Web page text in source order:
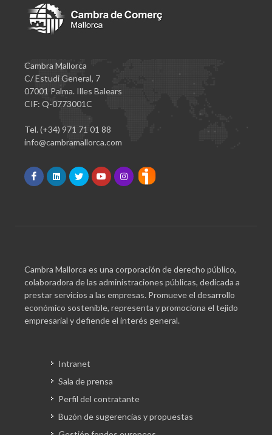
Cambra Mallorca
C/ Estudi General, 7
07001 Palma. Illes Balears
CIF: Q-0773001C
Tel. (+34) 971 71 01 88
info@cambramallorca.com
Cambra Mallorca es una corporación de derecho público,
colaboradora de las administraciones públicas, dedicada a
prestar servicios a las empresas. Promueve el desarrollo
económico sostenible, representa y promociona el tejido
empresarial y defiende el interés general.
Intranet
Sala de prensa
Perfil del contratante
Buzón de sugerencias y propuestas